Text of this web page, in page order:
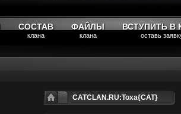
СОСТАВ
клана
ФАЙЛЫ
клана
ВСТУПИТЬ В
оставь
CATCLAN.RU:Toxa{CAT}